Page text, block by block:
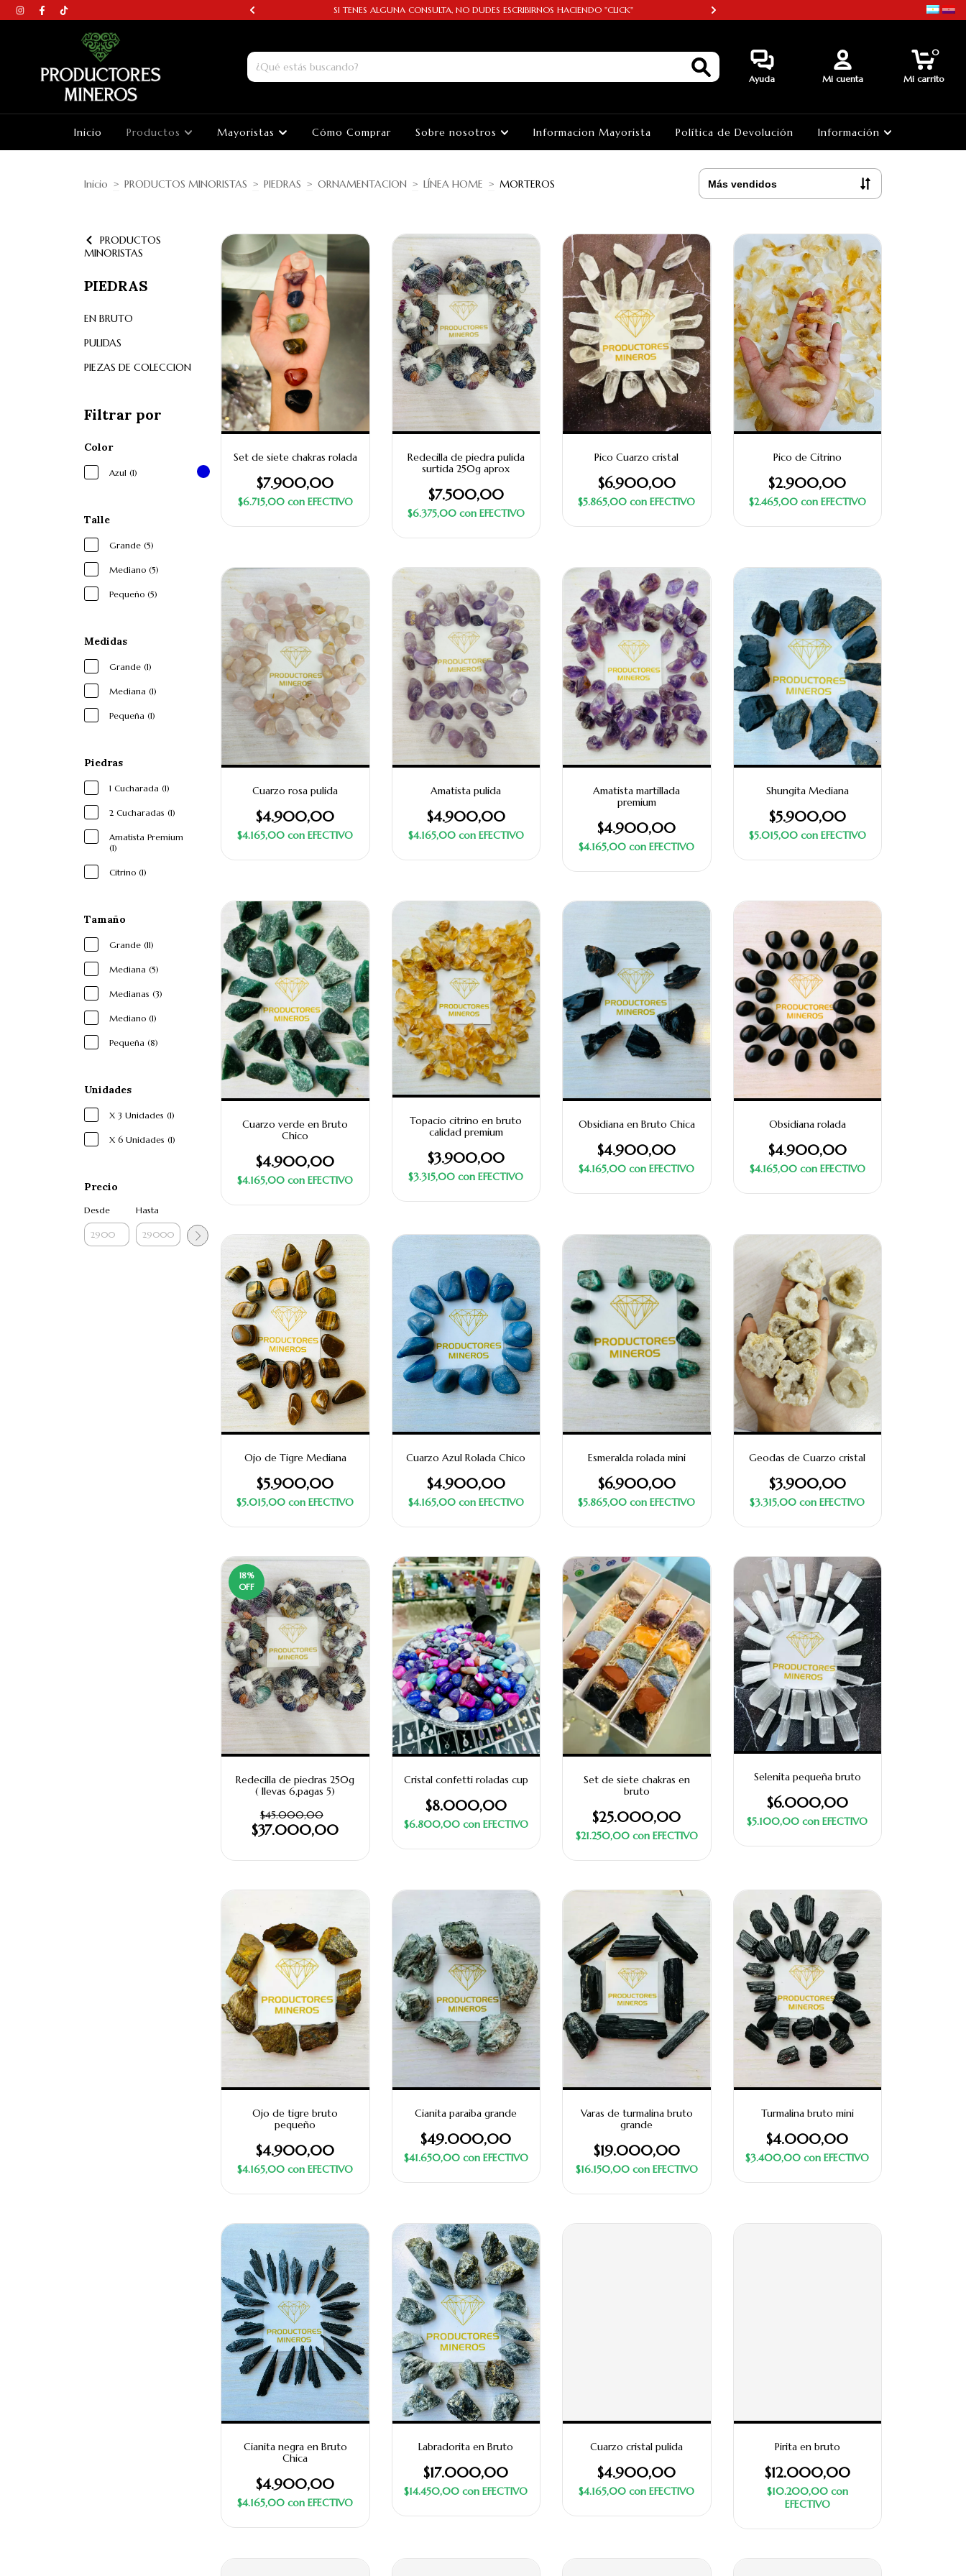
AROS DE PIEDRAS SI TENES ALGUNA CONSULTA, NO DUDES ESCRIBIRNOS HACIENDO "CLICK" ¡¡3 PAGOS SIN INTERES EN
Ayuda Mi cuenta Mi carrito
0
Inicio Productos Mayoristas Cómo Comprar Sobre nosotros Informacion Mayorista Política de Devolución Información
Inicio > PRODUCTOS MINORISTAS > PIEDRAS > ORNAMENTACION > LÍNEA HOME > MORTEROS
PRODUCTOS
MINORISTAS
PIEDRAS
EN BRUTO
PULIDAS
PIEZAS DE COLECCION
Filtrar por
Color
Azul (1)
Talle
Grande (5)
Mediano (5)
Pequeño (5)
Medidas
Grande (1)
Mediana (1)
Pequeña (1)
Piedras
1 Cucharada (1)
2 Cucharadas (1)
Amatista Premium
(1)
Citrino (1)
Tamaño
Grande (11)
Mediana (5)
Medianas (3)
Mediano (1)
Pequeña (8)
Unidades
X 3 Unidades (1)
X 6 Unidades (1)
Precio
Desde Hasta
Set de siete chakras rolada
$7.900,00
$6.715,00 con EFECTIVO
Redecilla de piedra pulida
surtida 250g aprox
$7.500,00
$6.375,00 con EFECTIVO
Pico Cuarzo cristal
$6.900,00
$5.865,00con EFECTIVO
Pico de Citrino
$2.900,00
$2.465,00 con EFECTIVO
Cuarzo rosa pulida
$4.900,00
$4.165,00con EFECTIVO
Amatista pulida
$4.900,00
$4.165,00 con EFECTIVO
Amatista martillada
premium
$4.900,00
$4.165,00con EFECTIVO
Shungita Mediana
$5.900,00
$5.015,00 con EFECTIVO
Cuarzo verde en Bruto
Chico
$4.900,00
$4.165,00con EFECTIVO
Topacio citrino en bruto
calidad premium
$3.900,00
$3.315,00con EFECTIVO
Obsidiana en Bruto Chica
$4.900,00
$4.165,00con EFECTIVO
Obsidiana rolada
$4.900,00
$4.165,00 con EFECTIVO
Ojo de Tigre Mediana
$5.900,00
$5.015,00con EFECTIVO
Cuarzo Azul Rolada Chico
$4.900,00
$4.165,00 con EFECTIVO
Esmeralda rolada mini
$6.900,00
$5.865,00con EFECTIVO
Geodas de Cuarzo cristal
$3.900,00
$3.315,00con EFECTIVO
18%
OFF
Redecilla de piedras 250g
( llevas 6,pagas 5)
$45.000,00
$37.000,00
Cristal confetti roladas cup
$8.000,00
$6.800,00 con EFECTIVO
Set de siete chakras en
bruto
$25.000,00
$21.250,00 con EFECTIVO
Selenita pequeña bruto
$6.000,00
$5.100,00con EFECTIVO
Ojo de tigre bruto
pequeño
$4.900,00
$4.165,00con EFECTIVO
Cianita paraiba grande
$49.000,00
$41.650,00 con EFECTIVO
Varas de turmalina bruto
grande
$19.000,00
$16.150,00 con EFECTIVO
Turmalina bruto mini
$4.000,00
$3.400,00con EFECTIVO
Cianita negra en Bruto
Chica
$4.900,00
$4.165,00con EFECTIVO
Labradorita en Bruto
$17.000,00
$14.450,00con EFECTIVO
Cuarzo cristal pulida
$4.900,00
$4.165,00con EFECTIVO
Pirita en bruto
$12.000,00
$10.200,00 con
EFECTIVO